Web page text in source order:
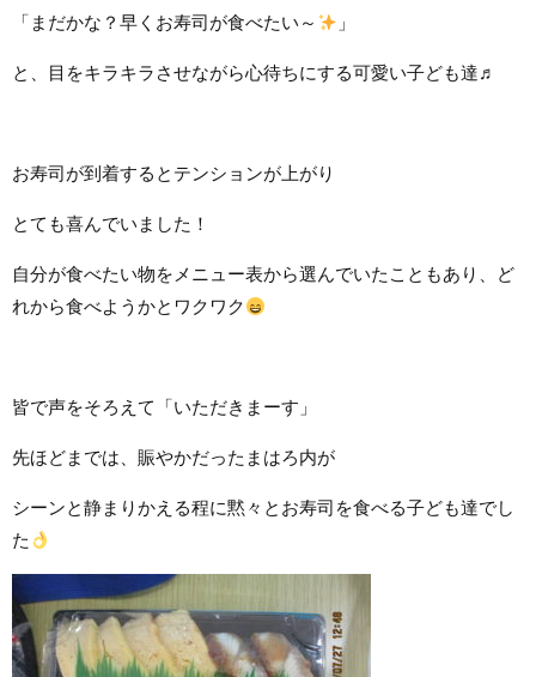
「まだかな？早くお寿司が食べたい～ 」
と、目をキラキラさせながら心待ちにする可愛い子ども達♬
お寿司が到着するとテンションが上がり
とても喜んでいました！
自分が食べたい物をメニュー表から選んでいたこともあり、ど
れから食べようかとワクワク
皆で声をそろえて「いただきまーす」
先ほどまでは、賑やかだったまはろ内が
シーンと静まりかえる程に黙々とお寿司を食べる子ども達でし
た